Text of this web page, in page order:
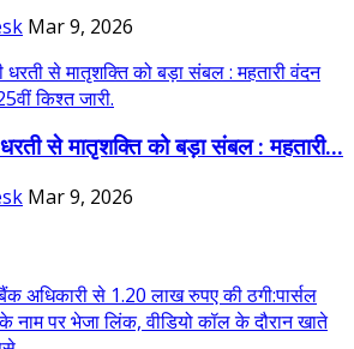
Mar 9, 2026
से मातृशक्ति को बड़ा संबल : महतारी...
Mar 9, 2026